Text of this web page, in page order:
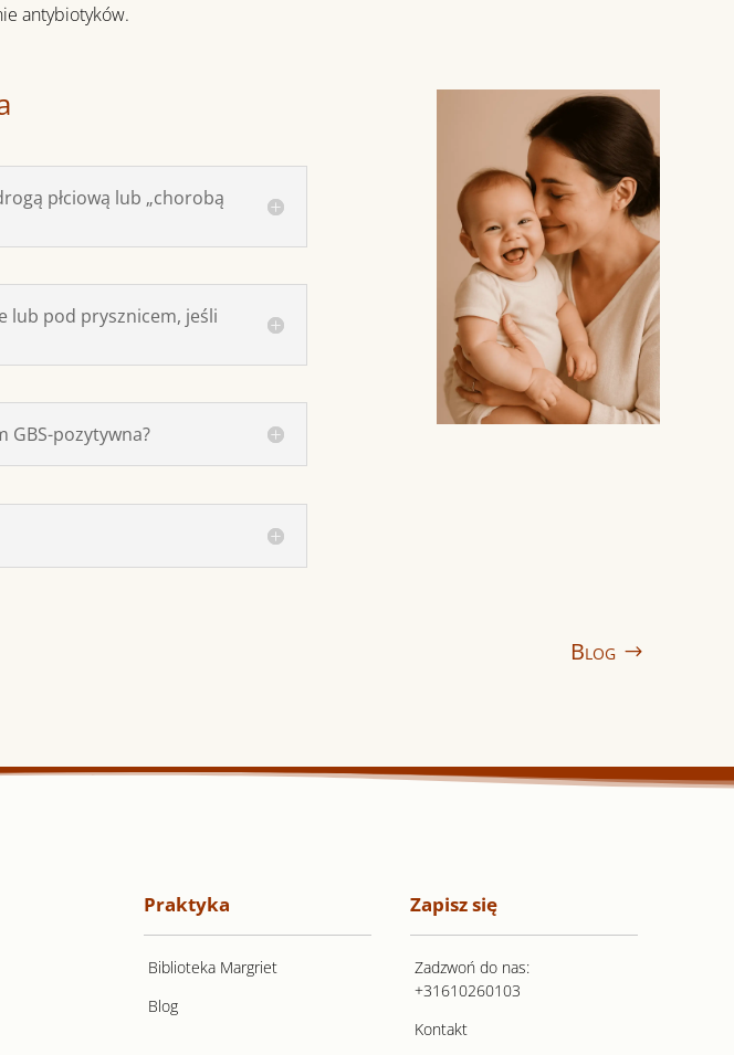
antybiotyków.
płciową lub „chorobą
lub pod prysznicem, jeśli
GBS-pozytywna?
Blog
Praktyka
Biblioteka Margriet
Blog
Zapisz się
Zadzwoń do nas:
+31610260103
Kontakt